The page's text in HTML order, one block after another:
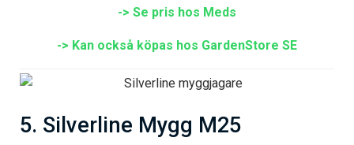
-> Se pris hos Meds
-> Kan också köpas hos GardenStore SE
5. Silverline Mygg M25